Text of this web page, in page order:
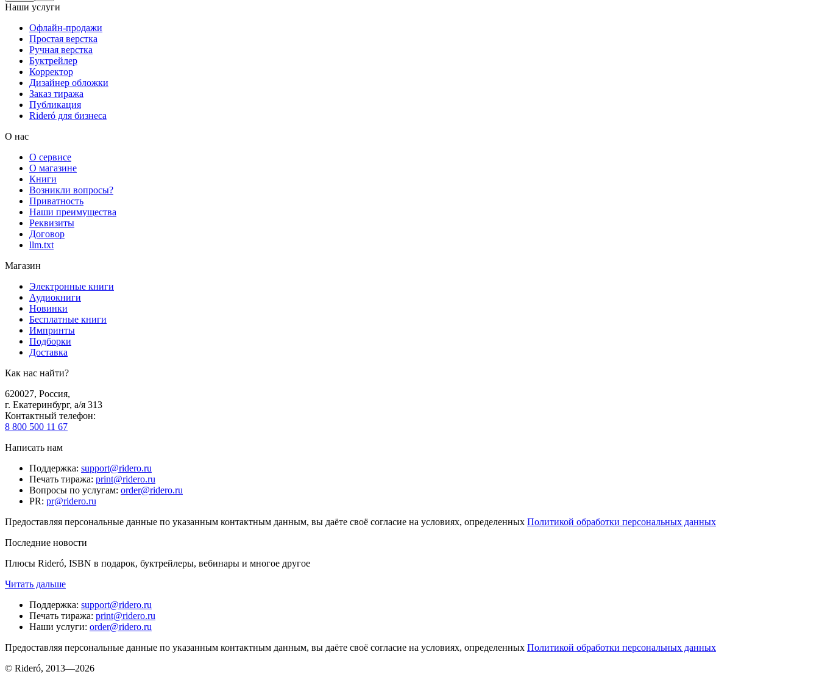
Наши услуги
Офлайн-продажи
Простая верстка
Ручная верстка
Буктрейлер
Корректор
Дизайнер обложки
Заказ тиража
Публикация
Rideró для бизнеса
О нас
О сервисе
О магазине
Книги
Возникли вопросы?
Приватность
Наши преимущества
Реквизиты
Договор
llm.txt
Магазин
Электронные книги
Аудиокниги
Новинки
Бесплатные книги
Импринты
Подборки
Доставка
Как нас найти?
620027, Россия,
г. Екатеринбург, а/я 313
Контактный телефон:
8 800 500 11 67
Написать нам
Поддержка: support@ridero.ru
Печать тиража: print@ridero.ru
Вопросы по услугам: order@ridero.ru
PR: pr@ridero.ru
Предоставляя персональные данные по указанным контактным данным, вы даёте своё согласие на условиях, определенных Политикой обработки персональных данных
Последние новости
Плюсы Rideró, ISBN в подарок, буктрейлеры, вебинары и многое другое
Читать дальше
Поддержка: support@ridero.ru
Печать тиража: print@ridero.ru
Наши услуги: order@ridero.ru
Предоставляя персональные данные по указанным контактным данным, вы даёте своё согласие на условиях, определенных Политикой обработки персональных данных
© Rideró, 2013—2026